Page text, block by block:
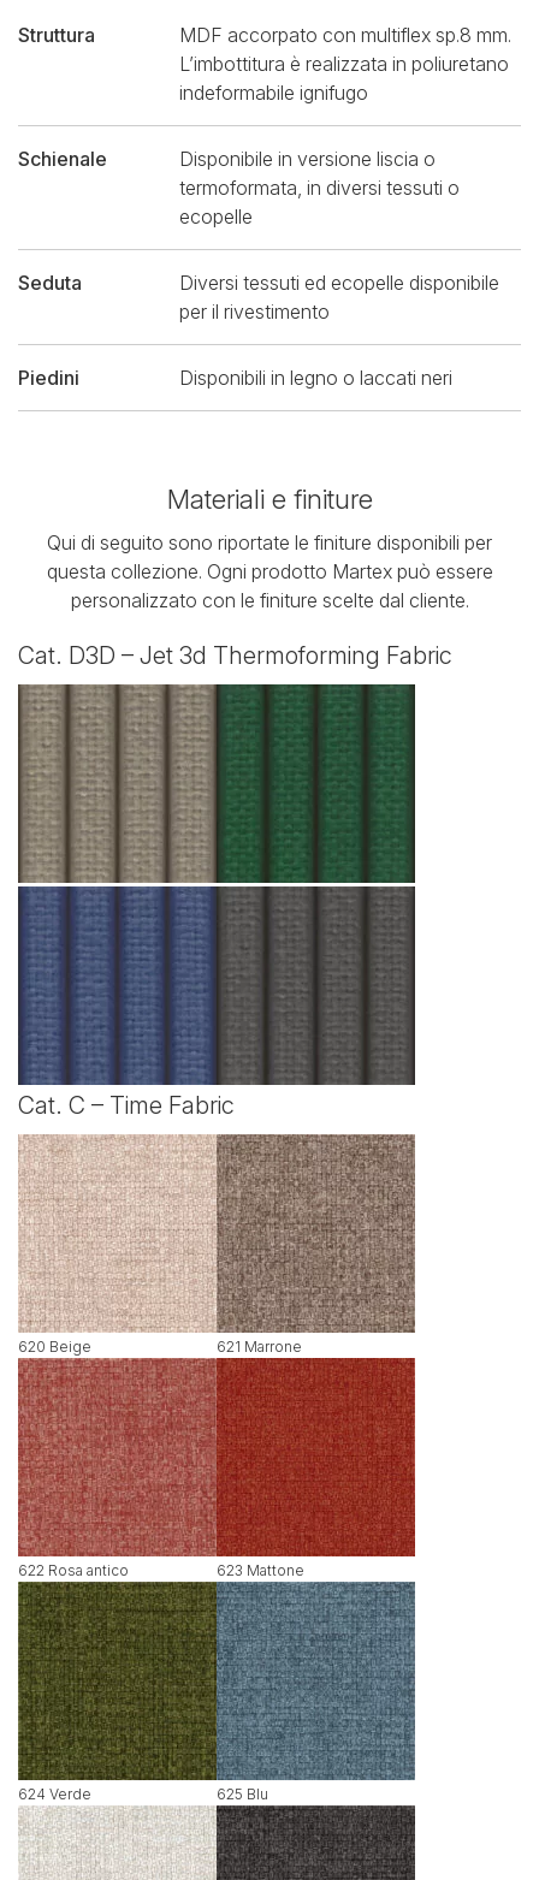
Struttura
MDF accorpato con multiflex sp.8 mm.
L’imbottitura è realizzata in poliuretano
indeformabile ignifugo
Schienale
Disponibile in versione liscia o
termoformata, in diversi tessuti o
ecopelle
Seduta
Diversi tessuti ed ecopelle disponibile
per il rivestimento
Piedini Disponibili in legno o laccati neri
Materiali e finiture
Qui di seguito sono riportate le finiture disponibili per
questa collezione. Ogni prodotto Martex può essere
personalizzato con le finiture scelte dal cliente.
Cat. D3D – Jet 3d Thermoforming Fabric
Cat. C – Time Fabric
620 Beige 621 Marrone
622 Rosa antico 623 Mattone
624 Verde 625 Blu